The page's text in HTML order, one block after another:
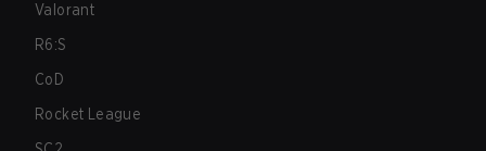
Valorant
R6:S
CoD
Rocket League